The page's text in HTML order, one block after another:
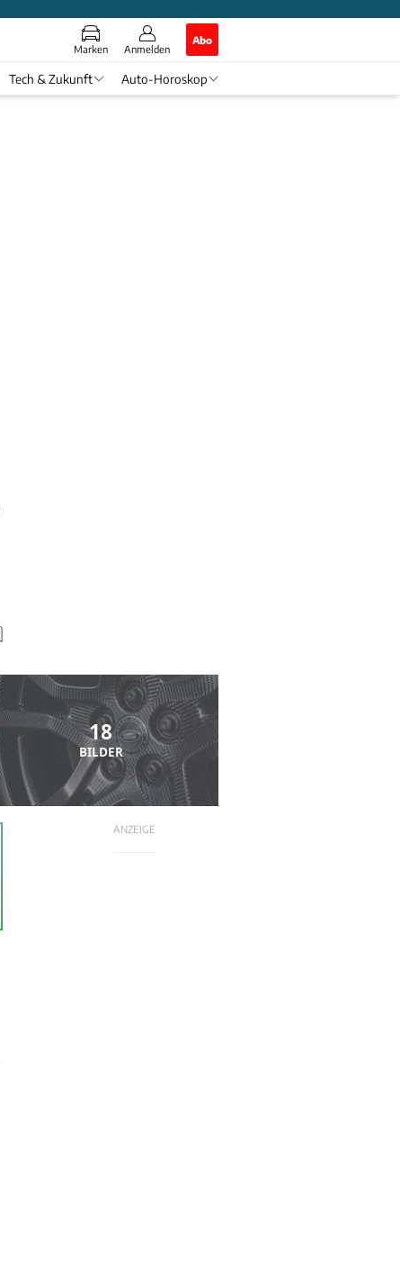
Marken Anmelden
Abo
Tech & Zukunft Auto-Horoskop
18
BILDER
ANZEIGE